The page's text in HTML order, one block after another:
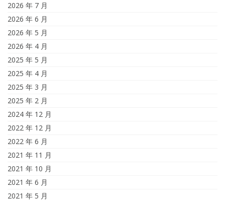
2026 年 7 月
2026 年 6 月
2026 年 5 月
2026 年 4 月
2025 年 5 月
2025 年 4 月
2025 年 3 月
2025 年 2 月
2024 年 12 月
2022 年 12 月
2022 年 6 月
2021 年 11 月
2021 年 10 月
2021 年 6 月
2021 年 5 月